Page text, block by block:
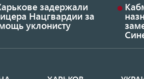
задержали
Нацгвардии за
уклонисту